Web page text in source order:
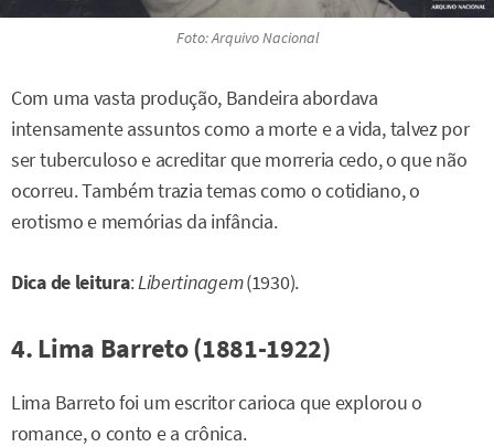
Foto: Arquivo Nacional
Com uma vasta produção, Bandeira abordava
intensamente assuntos como a morte e a vida, talvez por
ser tuberculoso e acreditar que morreria cedo, o que não
ocorreu. Também trazia temas como o cotidiano, o
erotismo e memórias da infância.
Dica de leitura:Libertinagem(1930).
4. Lima Barreto (1881-1922)
Lima Barreto foi um escritor carioca que explorou o
romance, o conto e a crônica.